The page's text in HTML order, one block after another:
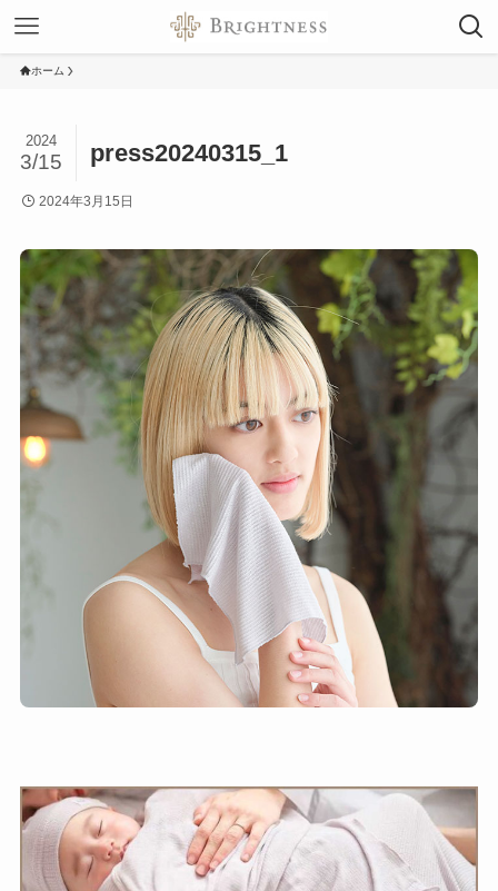
ホーム
press20240315_1
2024
3/15
2024年3月15日